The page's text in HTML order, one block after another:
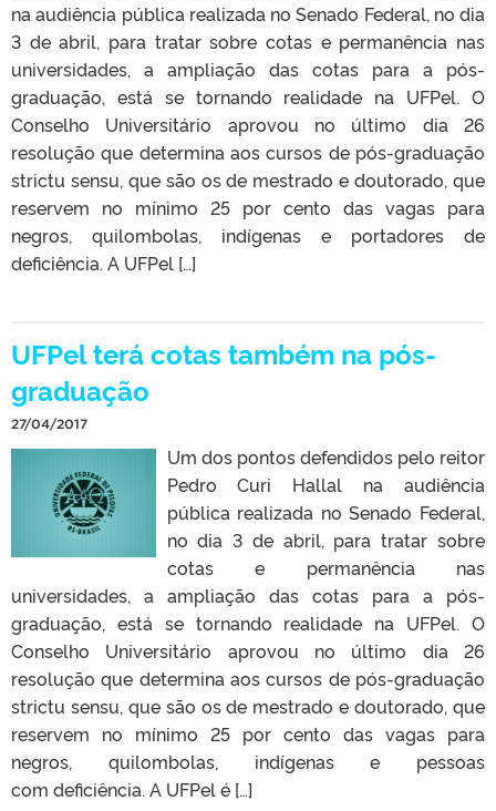
na audiência pública realizada no Senado Federal, no dia
3 de abril, para tratar sobre cotas e permanência nas
universidades, a ampliação das cotas para a pós-
graduação, está se tornando realidade na UFPel. O
Conselho Universitário aprovou no último dia 26
resolução que determina aos cursos de pós-graduação
strictu sensu, que são os de mestrado e doutorado, que
reservem no mínimo 25 por cento das vagas para
negros, quilombolas, indígenas e portadores de
deficiência. A UFPel […]
UFPel terá cotas também na pós-
graduação
27/04/2017
Um dos pontos defendidos pelo reitor
Pedro Curi Hallal na audiência
pública realizada no Senado Federal,
no dia 3 de abril, para tratar sobre
cotas e permanência nas
universidades, a ampliação das cotas para a pós-
graduação, está se tornando realidade na UFPel. O
Conselho Universitário aprovou no último dia 26
resolução que determina aos cursos de pós-graduação
strictu sensu, que são os de mestrado e doutorado, que
reservem no mínimo 25 por cento das vagas para
negros, quilombolas, indígenas e pessoas
com deficiência. A UFPel é […]